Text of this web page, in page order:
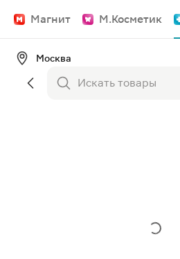
Магнит М.Косметик
Москва